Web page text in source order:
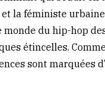
la féministe
monde du hip-hop
étincelles.
sont marquées